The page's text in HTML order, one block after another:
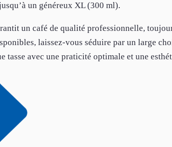
un généreux XL (300 ml).
un café de qualité professionnelle,
laissez-vous séduire par un large
tasse avec une praticité optimale et une